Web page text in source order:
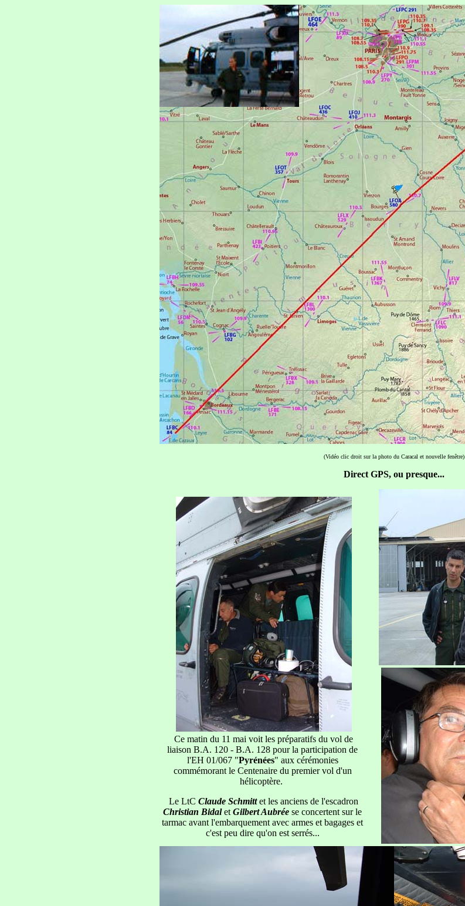
(Vidéo clic droit sur la photo du Caracal et nouvelle fenêtre)
Direct GPS, ou presque...
Ce matin du 11 mai voit les préparatifs du vol de
liaison B.A. 120 - B.A. 128 pour la participation de
l'EH 01/067 "Pyrénées" aux cérémonies
commémorant le Centenaire du premier vol d'un
hélicoptère.
Le LtC Claude Schmittet les anciens de l'escadron
Christian Bidalet Gilbert Aubrée se concertent sur le
tarmac avant l'embarquement avec armes et bagages et
c'est peu dire qu'on est serrés...